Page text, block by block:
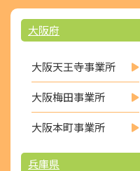
大阪府
大阪天王寺事業所
大阪梅田事業所
大阪本町事業所
兵庫県